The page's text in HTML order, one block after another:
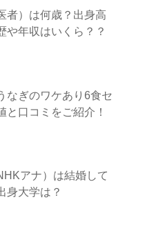
者）は何歳？出身高
や年収はいくら？？
なぎのワケあり6食セ
と口コミをご紹介！
アナ）は結婚して
身大学は？